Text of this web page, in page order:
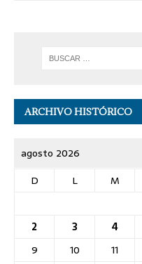
ARCHIVO HISTÓRICO
agosto 2026
D
L M
2
3 4
9
10 11